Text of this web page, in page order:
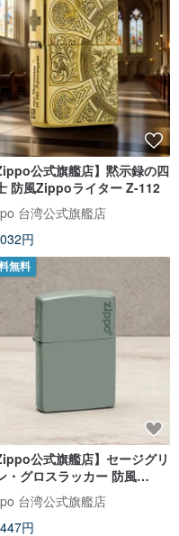
公式旗艦店】黙示録の四
防風Zippoライター Z-112
台湾公式旗艦店
円
無料
公式旗艦店】セージグリ
・グロスラッカー 防風
ライター 49843ZL
台湾公式旗艦店
円